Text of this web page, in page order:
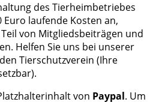
des Tierheimbetriebes
Euro laufende Kosten an,
von Mitgliedsbeiträgen und
Helfen Sie uns bei unserer
Tierschutzverein (Ihre
von Paypal. Um